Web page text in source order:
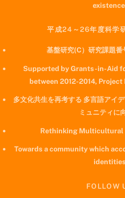
平成24～26年度科学
基盤研究(C）研究課題
Supported by Grants-in-Aid
between 2012-2014,
多文化共生を再考する 多言語アイ
ミュニティに
Rethinking Multicultural
Towards a community which
identities
FOLLOW